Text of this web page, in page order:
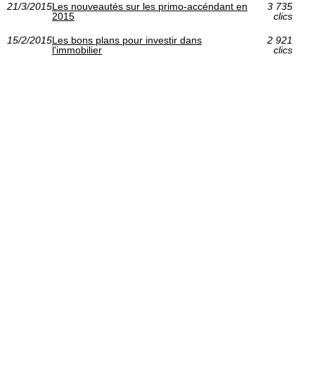
21/3/2015Les nouveautés sur les primo-accéndant en
2015
3 735
clics
15/2/2015Les bons plans pour investir dans
l'immobilier
2 921
clics